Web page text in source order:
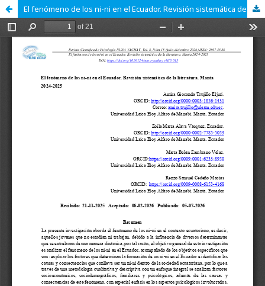
El fenómeno de los ni-ni en el Ecuador. Revisión sistemática de la literatura. Manta 2024-2025